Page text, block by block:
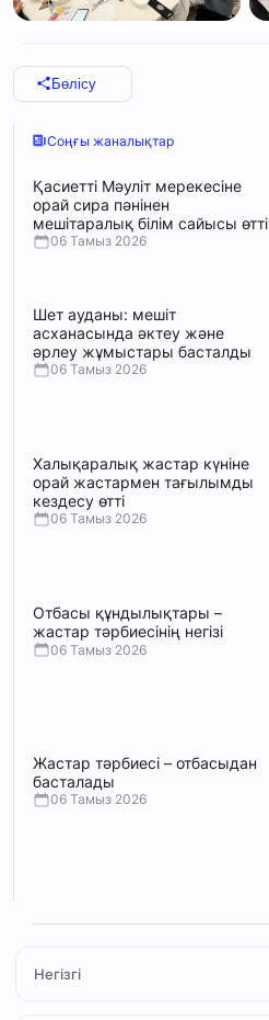
Бөлісу
Соңғы жаналықтар
Қасиетті Мәуліт мерекесіне
орай сира пәнінен
мешітаралық білім сайысы өтті
06 Тамыз 2026
Шет ауданы: мешіт
асханасында әктеу және
әрлеу жұмыстары басталды
06 Тамыз 2026
Халықаралық жастар күніне
орай жастармен тағылымды
кездесу өтті
06 Тамыз 2026
Отбасы құндылықтары –
жастар тәрбиесінің негізі
06 Тамыз 2026
Жастар тәрбиесі – отбасыдан
басталады
06 Тамыз 2026
Негізгі